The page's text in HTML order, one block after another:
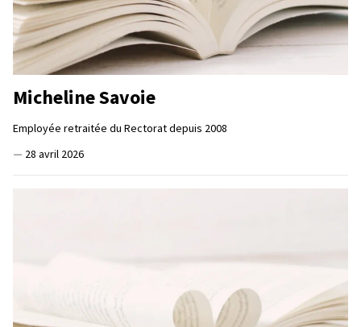
Micheline Savoie
Employée retraitée du Rectorat depuis 2008
— 28 avril 2026